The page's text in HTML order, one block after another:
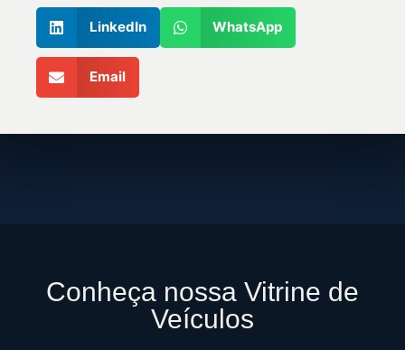
LinkedIn WhatsApp
Email
Conheça nossa Vitrine de
Veículos